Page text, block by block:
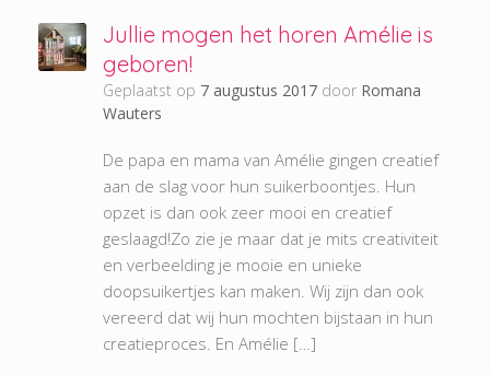
Jullie mogen het horen Amélie is
geboren!
Geplaatst op 7 augustus 2017 door Romana
Wauters
De papa en mama van Amélie gingen creatief
aan de slag voor hun suikerboontjes. Hun
opzet is dan ook zeer mooi en creatief
geslaagd!Zo zie je maar dat je mits creativiteit
en verbeelding je mooie en unieke
doopsuikertjes kan maken. Wij zijn dan ook
vereerd dat wij hun mochten bijstaan in hun
creatieproces. En Amélie […]